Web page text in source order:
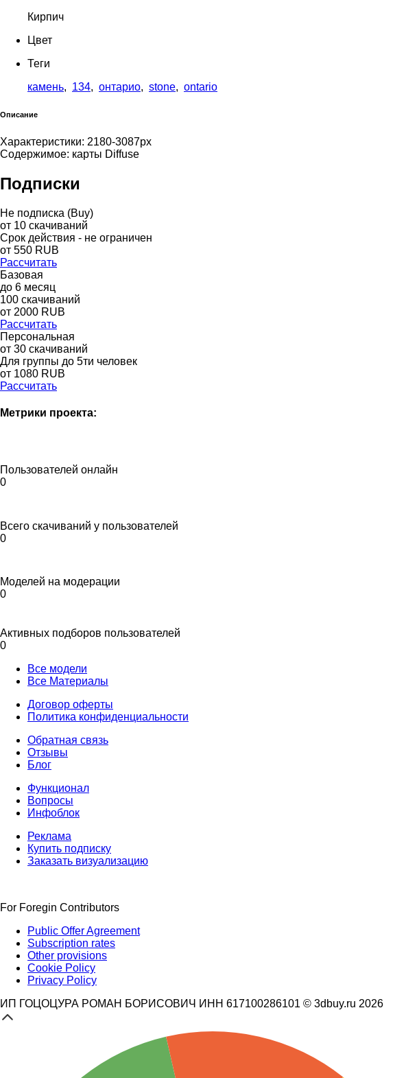
Кирпич
Цвет
Теги
камень, 134, онтарио, stone, ontario
Описание
Характеристики: 2180-3087px
Содержимое: карты Diffuse
Подписки
Не подписка (Buy)
от 10 скачиваний
Срок действия - не ограничен
от 550 RUB
Рассчитать
Базовая
до 6 месяц
100 скачиваний
от 2000 RUB
Рассчитать
Персональная
от 30 скачиваний
Для группы до 5ти человек
от 1080 RUB
Рассчитать
Метрики проекта:
Пользователей онлайн
0
Всего скачиваний у пользователей
0
Моделей на модерации
0
Активных подборов пользователей
0
Все модели
Все Материалы
Договор оферты
Политика конфиденциальности
Обратная связь
Отзывы
Блог
Функционал
Вопросы
Инфоблок
Реклама
Купить подписку
Заказать визуализацию
For Foregin Contributors
Public Offer Agreement
Subscription rates
Other provisions
Cookie Policy
Privacy Policy
ИП ГОЦОЦУРА РОМАН БОРИСОВИЧ ИНН 617100286101 © 3dbuy.ru 2026